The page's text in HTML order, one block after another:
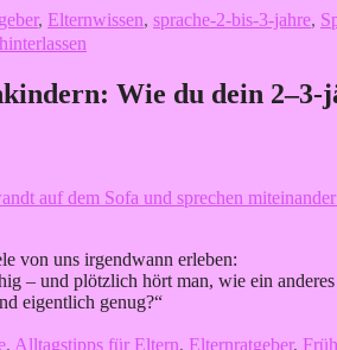
, Elternwissen, sprache-2-bis-3-jahre,
Wie du dein
von uns irgendwann erleben:
– und plötzlich hört man, wie ein
eigentlich genug?“
, Alltagstipps für Eltern, Elternratgeber,